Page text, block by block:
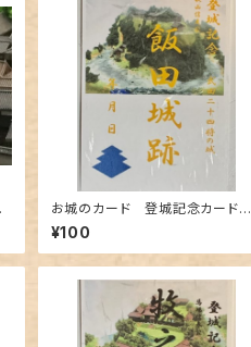
お城のカード 登城記念カード
武田24将 秋山信友公 飯田城
跡A
¥100